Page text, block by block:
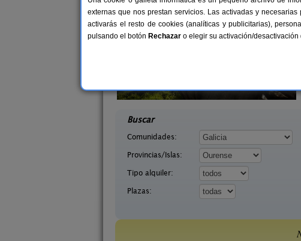
15 €
Buscar
Comunidades:
Provincias/Islas:
Tipo alquiler:
Plazas:
externas que nos prestan servicios. Las activadas y
activarás el resto de cookies (analíticas y publicitarias),
pulsando el botón Rechazar o elegir su activación/